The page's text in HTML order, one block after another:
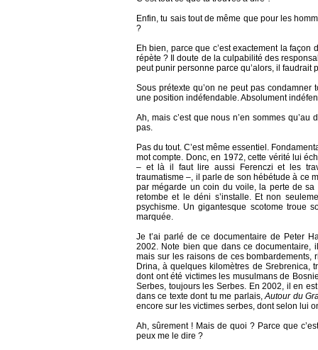
Enfin, tu sais tout de même que pour les
?
Eh bien, parce que c’est exactement la
répète ? Il doute de la culpabilité des
peut punir personne parce qu’alors, il faudrait
Sous prétexte qu’on ne peut pas
une position indéfendable. Absolument
Ah, mais c’est que nous n’en sommes
pas.
Pas du tout. C’est même essentiel.
mot compte. Donc, en 1972, cette vérité lui
– et là il faut lire aussi Ferenczi et les
traumatisme –, il parle de son hébétude à ce
par mégarde un coin du voile, la perte de
retombe et le déni s’installe. Et non
psychisme. Un gigantesque scotome troue
marquée.
Je t’ai parlé de ce documentaire de Peter
2002. Note bien que dans ce documentaire,
mais sur les raisons de ces
Drina, à quelques kilomètres de Srebrenica,
dont ont été victimes les musulmans de
Serbes, toujours les Serbes. En 2002, il en
dans ce texte dont tu me parlais,Autour du
encore sur les victimes serbes, dont selon lui
Ah, sûrement ! Mais de quoi ? Parce que
peux me le dire ?